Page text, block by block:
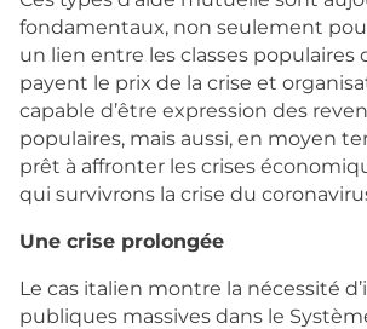
fondamentaux, non seulement
un lien entre les classes populaires
payent le prix de la crise et
capable d’être expression des
populaires, mais aussi, en moyen
prêt à affronter les crises
qui survivrons la crise du
Une crise prolongée
Le cas italien montre la nécessité
publiques massives dans le